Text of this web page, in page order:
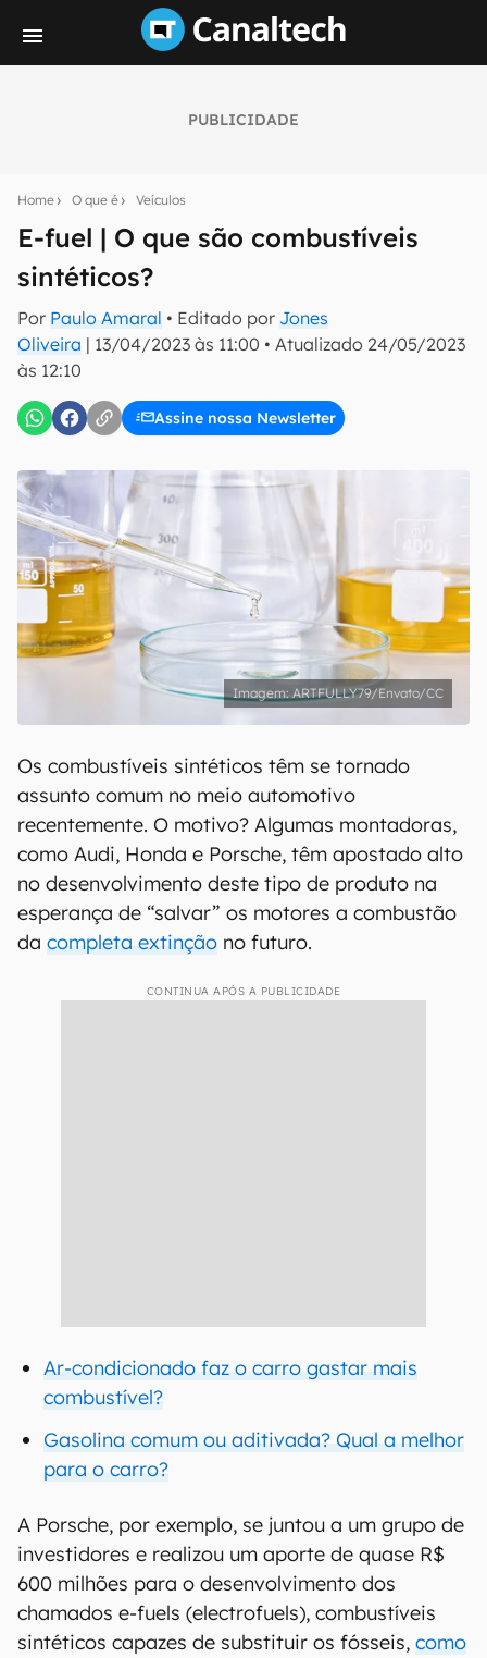
PUBLICIDADE
Home O que é Veículos
E-fuel | O que são combustíveis
sintéticos?
Por Paulo Amaral • Editado por Jones
Oliveira | 13/04/2023 às 11:00 • Atualizado 24/05/2023
às 12:10
Assine nossa Newsletter
notícias e reviews sobre tecnologia em primeira
mão.
E-mail
Confirmo que li, aceito e concordo com os
ARTFULLY79/Envato/CC
Os combustíveis sintéticos têm se tornado
assunto comum no meio automotivo
recentemente. O motivo? Algumas montadoras,
como Audi, Honda e Porsche, têm apostado alto
no desenvolvimento deste tipo de produto na
esperança de “salvar” os motores a combustão
da completa extinção no futuro.
CONTINUA APÓS A PUBLICIDADE
Ar-condicionado faz o carro gastar mais
combustível?
Gasolina comum ou aditivada? Qual a melhor
para o carro?
A Porsche, por exemplo, se juntou a um grupo de
investidores e realizou um aporte de quase R$
600 milhões para o desenvolvimento dos
chamados e-fuels (electrofuels), combustíveis
sintéticos capazes de substituir os fósseis, como